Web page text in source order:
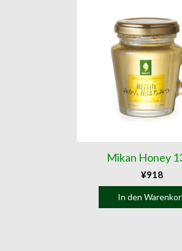
Mikan Honey
¥918
In den